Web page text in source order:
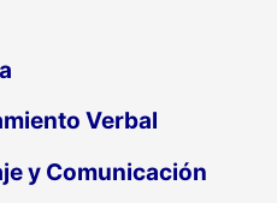
Verbal
y Comunicación